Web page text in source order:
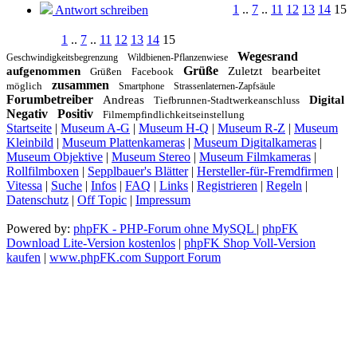
Antwort schreiben 1 .. 7 .. 11 12 13 14 15
1 .. 7 .. 11 12 13 14 15
Geschwindigkeitsbegrenzung Wildbienen-Pflanzenwiese Wegesrand
aufgenommen Grüßen Facebook Grüße Zuletzt bearbeitet
möglich zusammen Smartphone Strassenlaternen-Zapfsäule
Forumbetreiber Andreas Tiefbrunnen-Stadtwerkeanschluss Digital
Negativ Positiv Filmempfindlichkeitseinstellung
Startseite | Museum A-G | Museum H-Q | Museum R-Z | Museum
Kleinbild | Museum Plattenkameras | Museum Digitalkameras |
Museum Objektive | Museum Stereo | Museum Filmkameras |
Rollfilmboxen | Sepplbauer's Blätter| Hersteller-für-Fremdfirmen |
Vitessa | Suche | Infos | FAQ | Links | Registrieren | Regeln |
Datenschutz | Off Topic | Impressum
Powered by: phpFK - PHP-Forum ohne MySQL | phpFK
Download Lite-Version kostenlos | phpFK Shop Voll-Version
kaufen | www.phpFK.com Support Forum